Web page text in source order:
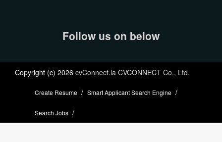
Follow us on below
Copyright (c) 2026 cvConnect.la CVCONNECT Co., Ltd.
Create Resume Smart Applicant Search Engine
Search Jobs